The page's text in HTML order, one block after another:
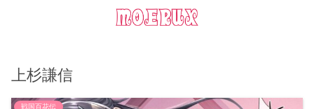
上杉謙信
戦国百花伝